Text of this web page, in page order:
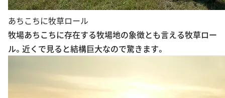
あちこちに牧草ロール
牧場あちこちに存在する牧場地の象徴とも言える牧草ロー
ル。近くで見ると結構巨大なので驚きます。